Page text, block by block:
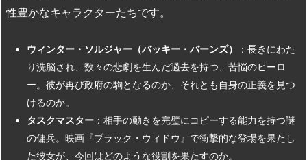
性豊かなキャラクターたちです。
ウィンター・ソルジャー（バッキー・バーンズ）
：長きにわた
り洗脳され、数々の悲劇を生んだ過去を持つ、苦悩のヒーロ
ー。彼が再び政府の駒となるのか、それとも自身の正義を見つ
けるのか。
タスクマスター ：相手の動きを完璧にコピーする能力を持つ謎
の傭兵。映画『ブラック・ウィドウ』で衝撃的な登場を果たし
た彼女が、今回はどのような役割を果たすのか。